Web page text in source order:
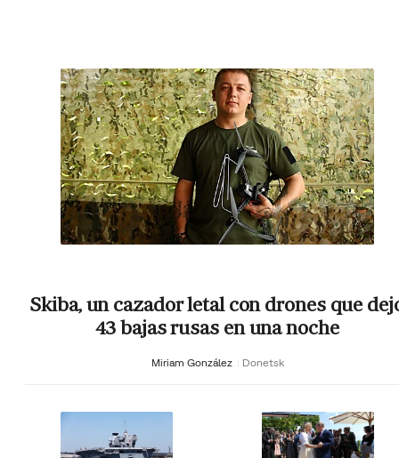
Skiba, un cazador letal con drones que
43 bajas rusas en una noche
Miriam González Donetsk